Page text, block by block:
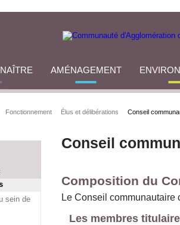
AMÉNAGEMENT
Fonctionnement Élus et délibérations Conseil
sein de
Conseil
Composition du
Le Conseil communautaire
Les membres